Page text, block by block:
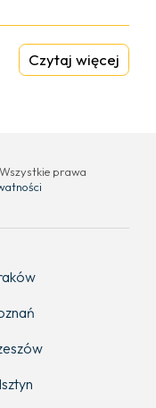
Czytaj więcej
prawa